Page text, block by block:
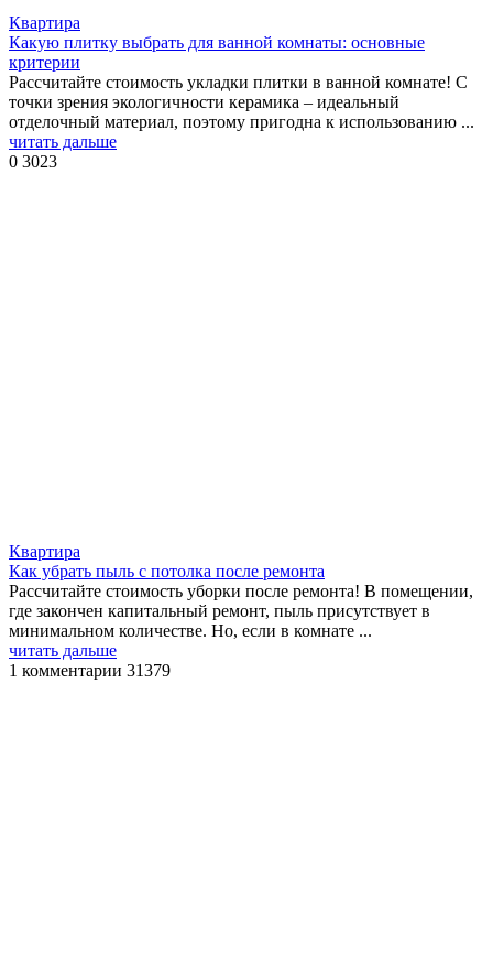
Квартира
Какую плитку выбрать для ванной комнаты: основные
критерии
Рассчитайте стоимость укладки плитки в ванной комнате! С
точки зрения экологичности керамика – идеальный
отделочный материал, поэтому пригодна к использованию ...
читать дальше
0 3023
Квартира
Как убрать пыль с потолка после ремонта
Рассчитайте стоимость уборки после ремонта! В помещении,
где закончен капитальный ремонт, пыль присутствует в
минимальном количестве. Но, если в комнате ...
читать дальше
1 комментарии 31379